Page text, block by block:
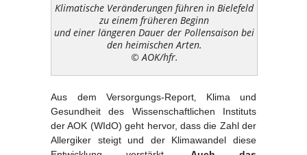
Klimatische Veränderungen führen in Bielefeld
zu einem früheren Beginn
und einer längeren Dauer der Pollensaison bei
den heimischen Arten.
© AOK/hfr.
Aus dem Versorgungs-Report‚ Klima und
Gesundheit des Wissenschaftlichen Instituts
der AOK (WIdO) geht hervor, dass die Zahl der
Allergiker steigt und der Klimawandel diese